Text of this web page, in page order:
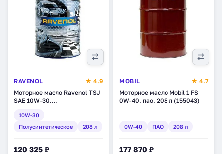
RAVENOL
★ 4.9
Моторное масло Ravenol TSJ
SAE 10W-30,
(1112106-208)
10W-30
Полусинтетическое
208 л
120 325 ₽
MOBIL
★ 4.7
Моторное масло Mobil 1 FS
0W-40, пао, 208 л (155043)
0W-40 ПАО 208 л
177 870 ₽